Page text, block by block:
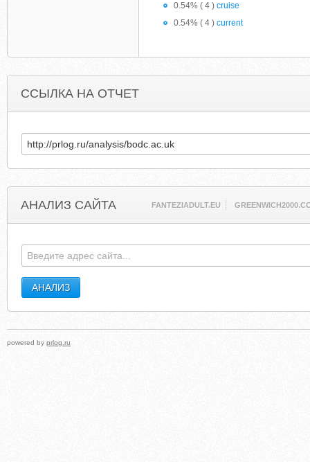
0.54% ( 4 ) cruise
0.54% ( 4 ) current
ССЫЛКА НА ОТЧЕТ
АНАЛИЗ САЙТА FANTEZIADULT.EU
powered by prlog.ru